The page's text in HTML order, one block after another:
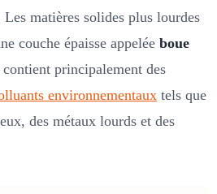
matières solides plus lourdes
couche épaisse appelée boue
principalement des
environnementaux tels que
des métaux lourds et des